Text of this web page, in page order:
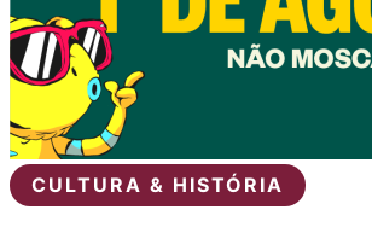
CULTURA & HISTÓRIA